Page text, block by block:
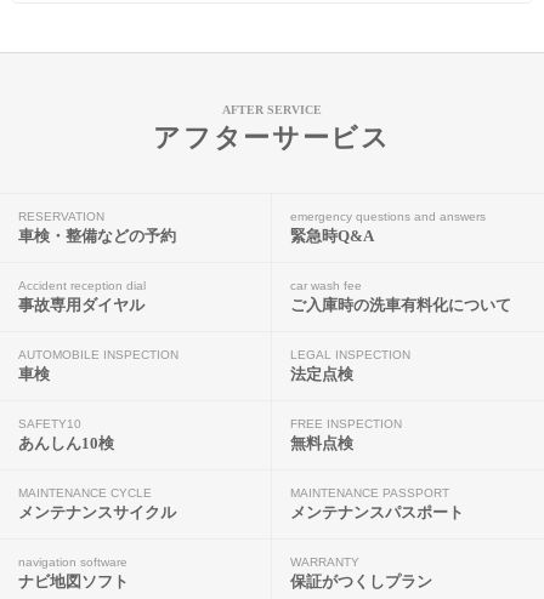
AFTER SERVICE
アフターサービス
RESERVATION
車検・整備などの予約
emergency questions and answers
緊急時Q&A
Accident reception dial
事故専用ダイヤル
car wash fee
ご入庫時の洗車有料化について
AUTOMOBILE INSPECTION
車検
LEGAL INSPECTION
法定点検
SAFETY10
あんしん10検
FREE INSPECTION
無料点検
MAINTENANCE CYCLE
メンテナンスサイクル
MAINTENANCE PASSPORT
メンテナンスパスポート
navigation software
ナビ地図ソフト
WARRANTY
保証がつくしプラン